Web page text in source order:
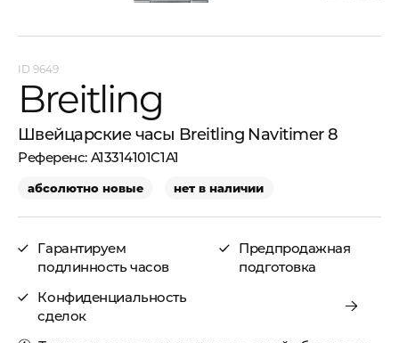
9649
Breitling
Швейцарские часы Breitling Navitimer 8
A13314101C1A1
абсолютно новые нет в наличии
Гарантируем
подлинность часов
Конфиденциальность
сделок
Предпродажная
подготовка